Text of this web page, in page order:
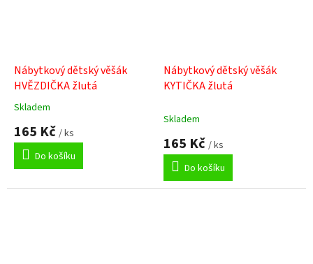
Nábytkový dětský věšák
HVĚZDIČKA žlutá
Průměrné
hodnocení
produktu
5,0
5
Skladem
165 Kč / ks
Do košíku
Nábytkový dětský věšák
KYTIČKA žlutá
Skladem
165 Kč / ks
Do košíku